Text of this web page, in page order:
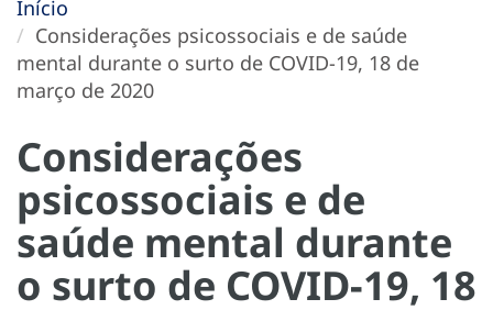
Início
Considerações psicossociais e de saúde
mental durante o surto de COVID-19, 18 de
março de 2020
Considerações
psicossociais e de
saúde mental durante
o surto de COVID-19, 18